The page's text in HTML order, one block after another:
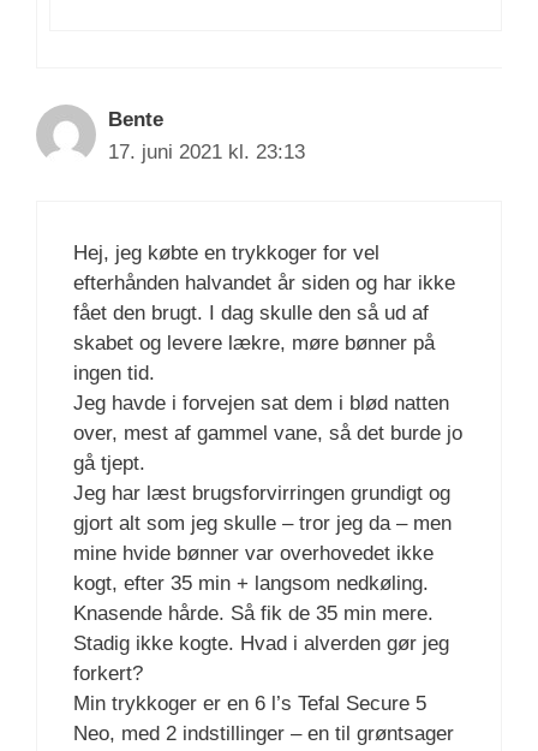
Bente
17. juni 2021 kl. 23:13
Hej, jeg købte en trykkoger for vel
efterhånden halvandet år siden og har ikke
fået den brugt. I dag skulle den så ud af
skabet og levere lækre, møre bønner på
ingen tid.
Jeg havde i forvejen sat dem i blød natten
over, mest af gammel vane, så det burde jo
gå tjept.
Jeg har læst brugsforvirringen grundigt og
gjort alt som jeg skulle – tror jeg da – men
mine hvide bønner var overhovedet ikke
kogt, efter 35 min + langsom nedkøling.
Knasende hårde. Så fik de 35 min mere.
Stadig ikke kogte. Hvad i alverden gør jeg
forkert?
Min trykkoger er en 6 l’s Tefal Secure 5
Neo, med 2 indstillinger – en til grøntsager